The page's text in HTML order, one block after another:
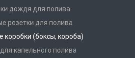
дождя для полива
розетки для полива
коробки (боксы, короба)
капельного полива